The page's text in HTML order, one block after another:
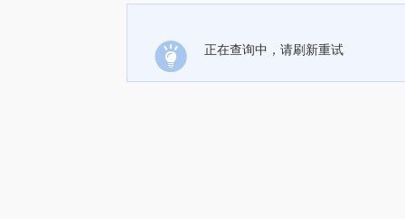
正在查询中，请刷新重试